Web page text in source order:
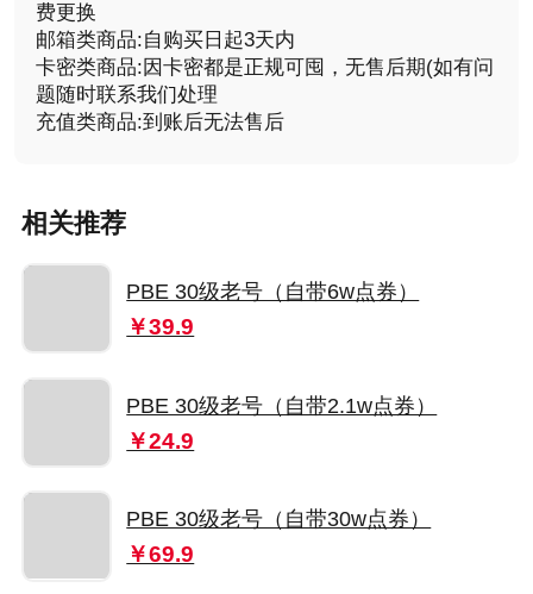
费更换
邮箱类商品:自购买日起3天内
卡密类商品:因卡密都是正规可囤，无售后期(如有问
题随时联系我们处理
充值类商品:到账后无法售后
相关推荐
PBE 30级老号（自带6w点券）
￥39.9
PBE 30级老号（自带2.1w点券）
￥24.9
PBE 30级老号（自带30w点券）
￥69.9